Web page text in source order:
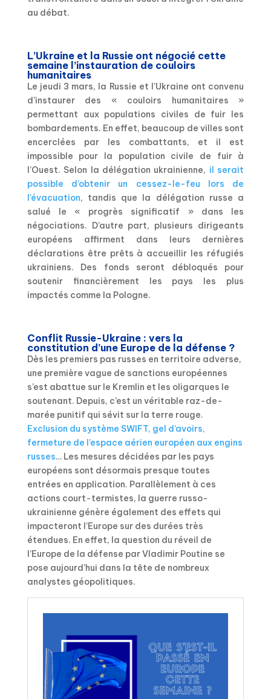
au débat.
L’Ukraine et la Russie ont négocié cette
semaine l’instauration de couloirs
humanitaires
Le jeudi 3 mars, la Russie et l’Ukraine ont convenu
d’instaurer des « couloirs humanitaires »
permettant aux populations civiles de fuir les
bombardements. En effet, beaucoup de villes sont
encerclées par les combattants, et il est
impossible pour la population civile de fuir à
l’Ouest. Selon la délégation ukrainienne, il serait
possible d’obtenir un cessez-le-feu lors de
l’évacuation, tandis que la délégation russe a
salué le « progrès significatif » dans les
négociations. D’autre part, plusieurs dirigeants
européens affirment dans leurs dernières
déclarations être prêts à accueillir les réfugiés
ukrainiens. Des fonds seront débloqués pour
soutenir financièrement les pays les plus
impactés comme la Pologne.
Conflit Russie-Ukraine : vers la
constitution d’une Europe de la défense ?
Dès les premiers pas russes en territoire adverse,
une première vague de sanctions européennes
s’est abattue sur le Kremlin et les oligarques le
soutenant. Depuis, c’est un véritable raz-de-
marée punitif qui sévit sur la terre rouge.
Exclusion du système SWIFT, gel d’avoirs,
fermeture de l’espace aérien européen aux engins
russes… Les mesures décidées par les pays
européens sont désormais presque toutes
entrées en application. Parallèlement à ces
actions court-termistes, la guerre russo-
ukrainienne génère également des effets qui
impacteront l’Europe sur des durées très
étendues. En effet, la question du réveil de
l’Europe de la défense par Vladimir Poutine se
pose aujourd’hui dans la tête de nombreux
analystes géopolitiques.